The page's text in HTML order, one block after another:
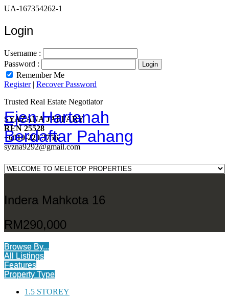
UA-167354262-1
Login
Username :
Password :
Remember Me
Register| Recover Password
Ejen Hartanah
Berdaftar Pahang
Trusted Real Estate Negotiator
SYAZANA JAFFARY
REN 25528
+6010-229 3756
syzna9292@gmail.com
Indera Mahkota 16
RM290,000
Browse By...
All Listings
Features
Property Type
1.5 STOREY